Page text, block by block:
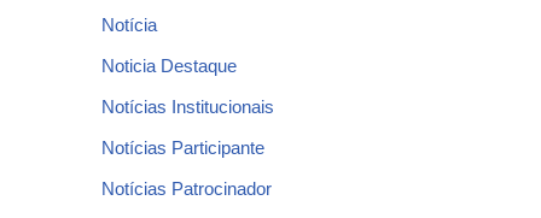
Notícia
Noticia Destaque
Notícias Institucionais
Notícias Participante
Notícias Patrocinador